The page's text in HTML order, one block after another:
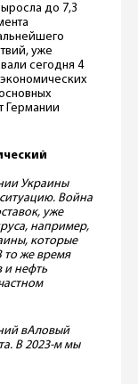
до 7,3
уже
сегодня 4
Германии
Украины
Война
уже
например,
которые
то же время
и нефть
частном
вАловый
В 2023-м мы